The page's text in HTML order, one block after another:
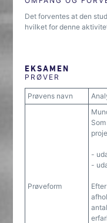
Det forventes at den
hvilket for denne
EKSAMEN
PRØVER
Prøvens navn
Prøveform
-
-